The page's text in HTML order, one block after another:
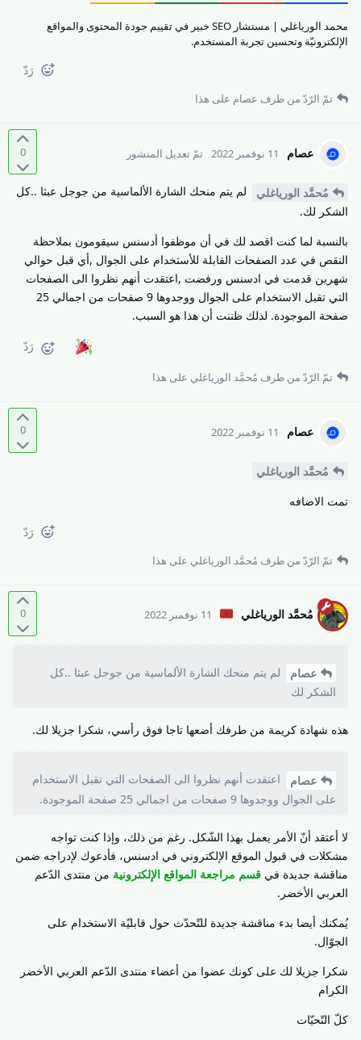
محمد الورياغلي | مستشار SEO خبير في تقييم جودة المحتوى والمواقع
الإلكترونيّة وتحسين تجربة المستخدم.
رَدّ
تمّ الرّدّ من طرف عصام على هذا
0 عصام 11 نوفمبر 2022 تمّ تعديل المنشور
مُحمَّد الورياغلي
لم يتم منحك الشارة الألماسية من جوجل عبثا ..كل
الشكر لك.
بالنسبة لما كنت اقصد لك في أن موظفوا أدسنس سيقومون بملاحظة
النقص في عدد الصفحات القابلة للأستخدام على الجوال ,أي قبل حوالي
شهرين قدمت في ادسنس ورفضت ,اعتقدت أنهم نظروا الى الصفحات
التي تقبل الاستخدام على الجوال ووجدوها 9 صفحات من اجمالي 25
صفحة الموجودة. لذلك ظننت أن هذا هو السبب.
رَدّ
تمّ الرّدّ من طرف مُحمَّد الورياغلي على هذا
0 عصام 11 نوفمبر 2022
مُحمَّد الورياغلي
تمت الاضافه
رَدّ
تمّ الرّدّ من طرف مُحمَّد الورياغلي على هذا
0 مُحمَّد الورياغلي 11 نوفمبر 2022
عصام
لم يتم منحك الشارة الألماسية من جوجل عبثا ..كل
الشكر لك
هذه شهادة كريمة من طرفك أضعها تاجا فوق رأسي، شكرا جزيلا لك.
عصام
اعتقدت أنهم نظروا الى الصفحات التي تقبل الاستخدام
على الجوال ووجدوها 9 صفحات من اجمالي 25 صفحة الموجودة.
لا أعتقد أنّ الأمر يعمل بهذا الشّكل. رغم من ذلك، وإذا كنت تواجه
مشكلات في قبول الموقع الإلكتروني في ادسنس، فأدعوك لإدراجه ضمن
مناقشة جديدة في قسم مراجعة المواقع الإلكترونية من منتدى الدّعم
العربي الأخضر.
يُمكنك أيضا بدء مناقشة جديدة للتّحدّث حول قابليّة الاستخدام على
الجوّال.
شكرا جزيلا لك على كونك عضوا من أعضاء منتدى الدّعم العربي الأخضر
الكرام
كلّ التّحيّات